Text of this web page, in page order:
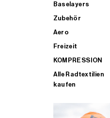
Baselayers
Zubehör
Aero
Freizeit
KOMPRESSION
Alle Radtextilien
kaufen